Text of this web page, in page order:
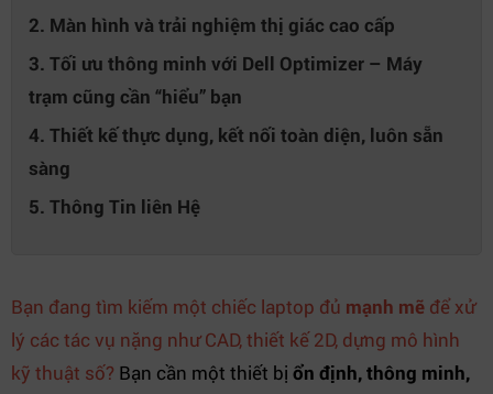
2. Màn hình và trải nghiệm thị giác cao cấp
3. Tối ưu thông minh với Dell Optimizer – Máy
trạm cũng cần “hiểu” bạn
4. Thiết kế thực dụng, kết nối toàn diện, luôn sẵn
sàng
5. Thông Tin liên Hệ
Bạn đang tìm kiếm một chiếc laptop đủ mạnh mẽ để xử
lý các tác vụ nặng như CAD, thiết kế 2D, dựng mô hình
kỹ thuật số? Bạn cần một thiết bị ổn định, thông minh,